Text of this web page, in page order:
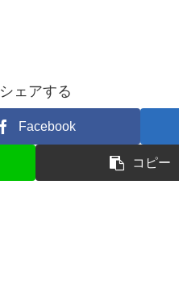
シェアする
Facebook
コピー